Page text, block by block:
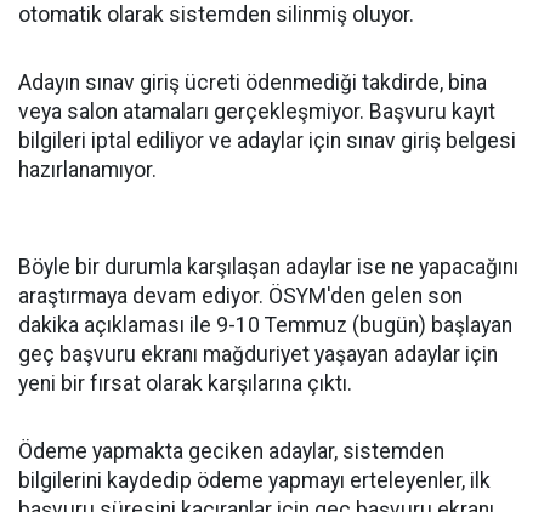
otomatik olarak sistemden silinmiş oluyor.
Adayın sınav giriş ücreti ödenmediği takdirde, bina
veya salon atamaları gerçekleşmiyor. Başvuru kayıt
bilgileri iptal ediliyor ve adaylar için sınav giriş belgesi
hazırlanamıyor.
Böyle bir durumla karşılaşan adaylar ise ne yapacağını
araştırmaya devam ediyor. ÖSYM'den gelen son
dakika açıklaması ile 9-10 Temmuz (bugün) başlayan
geç başvuru ekranı mağduriyet yaşayan adaylar için
yeni bir fırsat olarak karşılarına çıktı.
Ödeme yapmakta geciken adaylar, sistemden
bilgilerini kaydedip ödeme yapmayı erteleyenler, ilk